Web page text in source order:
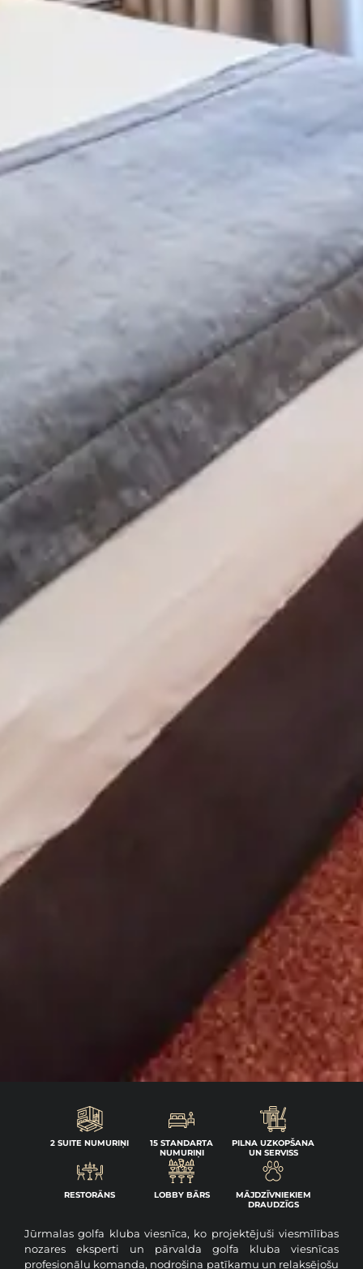
Jūrmalas golfa kluba viesnīca, ko projektējuši viesmīlības
nozares eksperti un pārvalda golfa kluba viesnīcas
profesionāļu komanda, nodrošina patīkamu un relaksējošu
2 SUITE NUMURIŅI
15 STANDARTA
NUMURIŅI
PILNA UZKOPŠANA
UN SERVISS
RESTORĀNS LOBBY BĀRS
MĀJDZĪVNIEKIEM
DRAUDZĪGS